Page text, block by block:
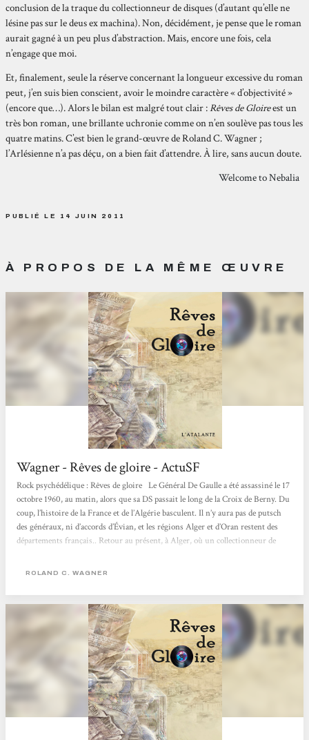
conclusion de la traque du collectionneur de disques (d’autant qu’elle ne
lésine pas sur le deus ex machina). Non, décidément, je pense que le roman
aurait gagné à un peu plus d’abstraction. Mais, encore une fois, cela
n’engage que moi.
Et, finalement, seule la réserve concernant la longueur excessive du roman
peut, j’en suis bien conscient, avoir le moindre caractère « d’objectivité »
(encore que…). Alors le bilan est malgré tout clair :Rêves de Gloireest un
très bon roman, une brillante uchronie comme on n’en soulève pas tous les
quatre matins. C’est bien le grand-œuvre de Roland C. Wagner ;
l’Arlésienne n’a pas déçu, on a bien fait d’attendre. À lire, sans aucun doute.
Welcome to Nebalia
PUBLIÉ LE 14 JUIN 2011
À PROPOS DE LA MÊME ŒUVRE
Wagner - Rêves de gloire - ActuSF
Rock psychédélique : Rêves de gloire Le Général De Gaulle a été assassiné le 17
octobre 1960, au matin, alors que sa DS passait le long de la Croix de Berny. Du
coup, l’histoire de la France et de l’Algérie basculent. Il n’y aura pas de putsch
des généraux, ni d’accords d’Évian, et les régions Alger et d’Oran restent des
départements français.. Retour au présent, à Alger, où un collectionneur de
pièce rare des années...
ROLAND C. WAGNER